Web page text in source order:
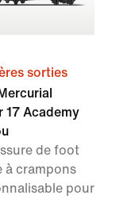
sorties
17 Academy
de foot
à crampons
pour